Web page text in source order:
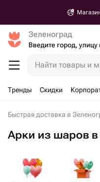
Зеленоград
Найти товары и
Тренды Скидки
Быстрая доставка в
Арки из шаров в